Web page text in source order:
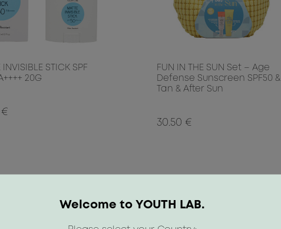
INVISIBLE STICK SPF
20G
€
FUN IN THE SUN Set – Age
Defense Sunscreen SPF50 &
Tan & After Sun
30.50 €
Welcome to YOUTH LAB.